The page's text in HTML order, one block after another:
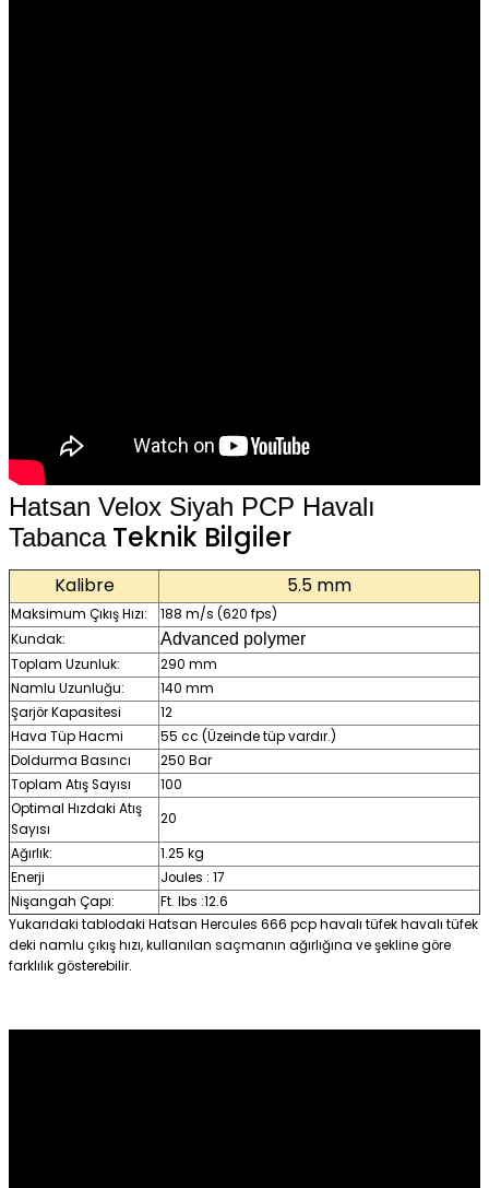
Hatsan Velox Siyah PCP Havalı
TabancaTeknik Bilgiler
Kalibre 5.5 mm
Maksimum Çıkış Hızı:
188 m/s (620 fps)
Kundak:
Advanced polymer
Toplam Uzunluk:
290 mm
Namlu Uzunluğu:
140 mm
Şarjör Kapasitesi
12
Hava Tüp Hacmi
55 cc (Üzeinde tüp vardır.)
Doldurma Basıncı
250 Bar
Toplam Atış Sayısı
100
Optimal Hızdaki Atış
Sayısı
20
Ağırlık:
1.25 kg
Enerji
Joules : 17
Nişangah Çapı:
Ft. Ibs :12.6
Yukarıdaki tablodaki Hatsan Hercules 666 pcp havalı tüfek havalı tüfek
deki namlu çıkış hızı, kullanılan saçmanın ağırlığına ve şekline göre
farklılık gösterebilir.